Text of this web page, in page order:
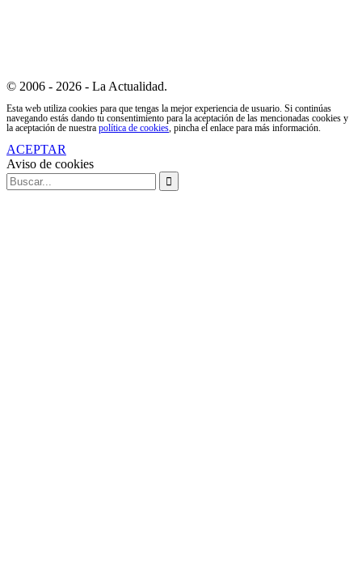
© 2006 - 2026 - La Actualidad.
Esta web utiliza cookies para que tengas la mejor experiencia de usuario. Si continúas
navegando estás dando tu consentimiento para la aceptación de las mencionadas cookies y
la aceptación de nuestra política de cookies, pincha el enlace para más información.
ACEPTAR
Aviso de cookies